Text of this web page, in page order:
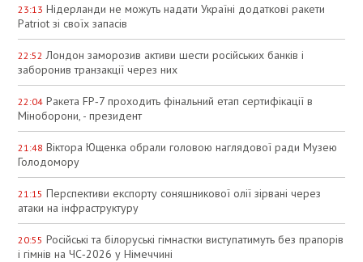
23:13 Нідерланди не можуть надати Україні додаткові ракети
Patriot зі своїх запасів
22:52 Лондон заморозив активи шести російських банків і
заборонив транзакції через них
22:04 Ракета FP‑7 проходить фінальний етап сертифікації в
Міноборони, - президент
21:48 Віктора Ющенка обрали головою наглядової ради Музею
Голодомору
21:15 Перспективи експорту соняшникової олії зірвані через
атаки на інфраструктуру
20:55 Російські та білоруські гімнастки виступатимуть без прапорів
і гімнів на ЧС‑2026 у Німеччині